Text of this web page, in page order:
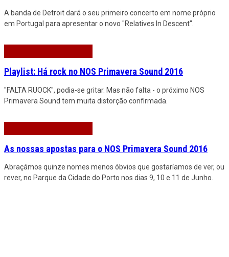
A banda de Detroit dará o seu primeiro concerto em nome próprio
em Portugal para apresentar o novo "Relatives In Descent".
Playlist: Há rock no NOS Primavera Sound 2016
"FALTA RUOCK", podia-se gritar. Mas não falta - o próximo NOS
Primavera Sound tem muita distorção confirmada.
As nossas apostas para o NOS Primavera Sound 2016
Abraçámos quinze nomes menos óbvios que gostaríamos de ver, ou
rever, no Parque da Cidade do Porto nos dias 9, 10 e 11 de Junho.